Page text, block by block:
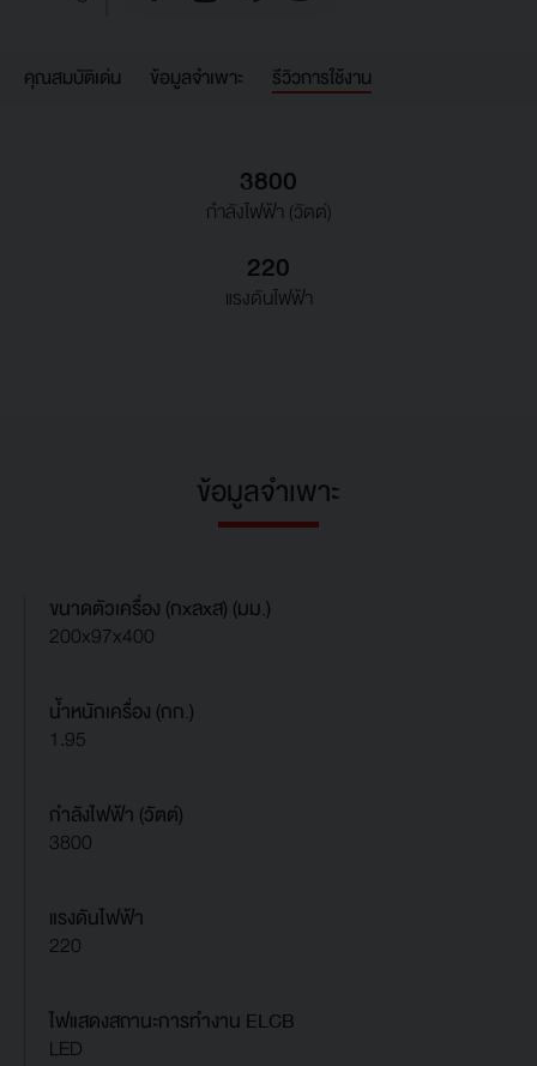
คุณสมบัติเด่น ข้อมูลจำเพาะ รีวิวการใช้งาน
3800
กำลังไฟฟ้า (วัตต์)
220
แรงดันไฟฟ้า
ข้อมูลจำเพาะ
ขนาดตัวเครื่อง (กxลxส) (มม.)
200x97x400
น้ำหนักเครื่อง (กก.)
1.95
กำลังไฟฟ้า (วัตต์)
3800
แรงดันไฟฟ้า
220
ไฟแสดงสถานะการทำงาน ELCB
LED